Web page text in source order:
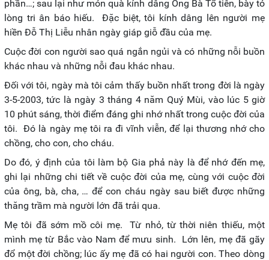
phần…; sau lại như món quà kính dâng Ông Bà Tổ tiên, bày tỏ
lòng tri ân báo hiếu. Đặc biệt, tôi kính dâng lên người mẹ
hiền Đỗ Thị Liễu nhân ngày giáp giỗ đầu của mẹ.
Cuộc đời con người sao quá ngắn ngủi và có những nỗi buồn
khác nhau và những nỗi đau khác nhau.
Đối với tôi, ngày mà tôi cảm thấy buồn nhất trong đời là ngày
3-5-2003, tức là ngày 3 tháng 4 năm Quý Mùi, vào lúc 5 giờ
10 phút sáng, thời điểm đáng ghi nhớ nhất trong cuộc đời của
tôi. Đó là ngày mẹ tôi ra đi vĩnh viễn, để lại thương nhớ cho
chồng, cho con, cho cháu.
Do đó, ý định của tôi làm bộ Gia phả này là để nhớ đến mẹ,
ghi lại những chi tiết về cuộc đời của mẹ, cùng với cuộc đời
của ông, bà, cha, … để con cháu ngày sau biết được những
thăng trầm mà người lớn đã trải qua.
Mẹ tôi đã sớm mồ côi mẹ. Từ nhỏ, từ thời niên thiếu, một
mình mẹ từ Bắc vào Nam để mưu sinh. Lớn lên, mẹ đã gãy
đổ một đời chồng; lúc ấy mẹ đã có hai người con. Theo dòng